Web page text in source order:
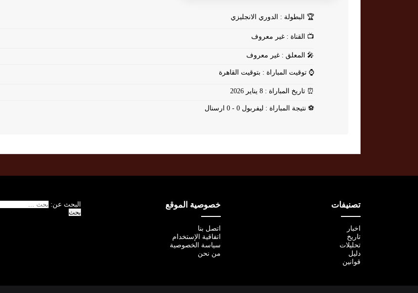
🏆 البطولة : الدوري الانجليزي
📺 القناة : غير معروف
🎤 المعلق : غير معروف
⌚ توقيت المباراة : بتوقيت القاهرة
⏰ تاريخ المباراة : 8 يناير 2026
⚽ نتيجة المباراة : ليفربول 0 - 0 ارسنال
تصنيفات
اخبار
تاريخ
تحليلات
دليل
قوانين
خصوصية الموقع
اتصل بنا
اتفاقية الإستخدام
سياسة الخصوصية
من نحن
البحث عن: